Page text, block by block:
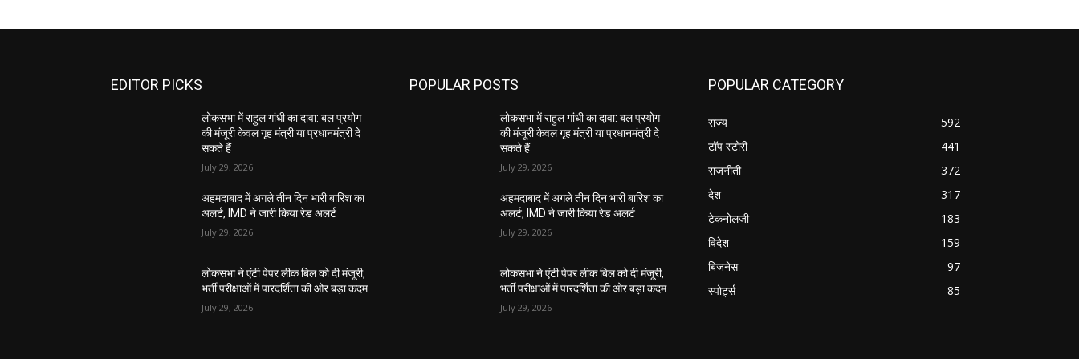
EDITOR PICKS
लोकसभा में राहुल गांधी का दावा: बल प्रयोग
की मंजूरी केवल गृह मंत्री या प्रधानमंत्री दे
सकते हैं
July 29, 2026
अहमदाबाद में अगले तीन दिन भारी बारिश का
अलर्ट, IMD ने जारी किया रेड अलर्ट
July 29, 2026
लोकसभा ने एंटी पेपर लीक बिल को दी मंजूरी,
भर्ती परीक्षाओं में पारदर्शिता की ओर बड़ा कदम
July 29, 2026
POPULAR POSTS
लोकसभा में राहुल गांधी का दावा: बल प्रयोग
की मंजूरी केवल गृह मंत्री या प्रधानमंत्री दे
सकते हैं
July 29, 2026
अहमदाबाद में अगले तीन दिन भारी बारिश का
अलर्ट, IMD ने जारी किया रेड अलर्ट
July 29, 2026
लोकसभा ने एंटी पेपर लीक बिल को दी मंजूरी,
भर्ती परीक्षाओं में पारदर्शिता की ओर बड़ा कदम
July 29, 2026
POPULAR CATEGORY
राज्य
592
टॉप स्टोरी
441
राजनीती
372
देश
317
टेकनोलजी
183
विदेश
159
बिजनेस
97
स्पोर्ट्स
85